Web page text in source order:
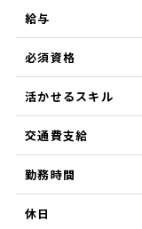
給与
必須資格
活かせるスキル
交通費支給
勤務時間
休日